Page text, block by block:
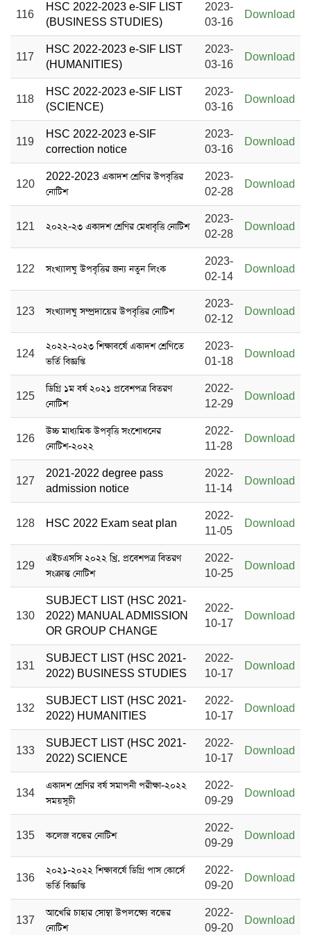
116
HSC 2022-2023 e-SIF LIST
(BUSINESS STUDIES)
2023-
03-16
Download
117
HSC 2022-2023 e-SIF LIST
(HUMANITIES)
2023-
03-16
Download
118
HSC 2022-2023 e-SIF LIST
(SCIENCE)
2023-
03-16
Download
119
HSC 2022-2023 e-SIF
correction notice
2023-
03-16
Download
120
2022-2023 একাদশ শ্রেণির উপবৃত্তির
নোটিশ
2023-
02-28
Download
121 ২০২২-২৩ একাদশ শ্রেণির মেধাবৃত্তি নোটিশ
2023-
02-28
Download
122 সংখ্যালঘু উপবৃত্তির জন্য নতুন লিংক
2023-
02-14
Download
123 সংখ্যালঘু সম্প্রদায়ের উপবৃত্তির নোটিশ
2023-
02-12
Download
124
২০২২-২০২৩ শিক্ষাবর্ষে একাদশ শ্রেণিতে
ভর্তি বিজ্ঞপ্তি
2023-
01-18
Download
125
ডিগ্রি ১ম বর্ষ ২০২১ প্রবেশপত্র বিতরণ
নোটিশ
2022-
12-29
Download
126
উচ্চ মাধ্যমিক উপবৃত্তি সংশোধনের
নোটিশ-২০২২
2022-
11-28
Download
127
2021-2022 degree pass
admission notice
2022-
11-14
Download
128 HSC 2022 Exam seat plan
2022-
11-05
Download
129
এইচএসসি ২০২২ খ্রি. প্রবেশপত্র বিতরণ
সংক্রান্ত নোটিশ
2022-
10-25
Download
130
SUBJECT LIST (HSC 2021-
2022) MANUAL ADMISSION
OR GROUP CHANGE
2022-
10-17
Download
131
SUBJECT LIST (HSC 2021-
2022) BUSINESS STUDIES
2022-
10-17
Download
132
SUBJECT LIST (HSC 2021-
2022) HUMANITIES
2022-
10-17
Download
133
SUBJECT LIST (HSC 2021-
2022) SCIENCE
2022-
10-17
Download
134
একাদশ শ্রেণির বর্ষ সমাপনী পরীক্ষা-২০২২
সময়সূচী
2022-
09-29
Download
135 কলেজ বন্ধের নোটিশ
2022-
09-29
Download
136
২০২১-২০২২ শিক্ষাবর্ষে ডিগ্রি পাস কোর্সে
ভর্তি বিজ্ঞপ্তি
2022-
09-20
Download
137
আখেরি চাহার সোম্বা উপলক্ষ্যে বন্ধের
নোটিশ
2022-
09-20
Download